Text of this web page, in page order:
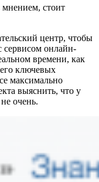
мнением, стоит
центр, чтобы
сервисом онлайн-
времени, как
ключевых
максимально
выяснить, что у
очень.